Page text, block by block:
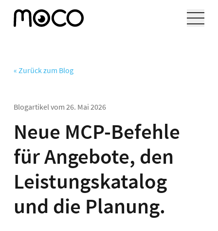
« Zurück zum Blog
Blogartikel vom 26. Mai 2026
Neue MCP-Befehle
für Angebote, den
Leistungskatalog
und die Planung.